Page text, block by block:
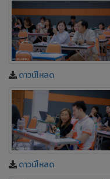
ดาวน์โหลด
ดาวน์โหลด